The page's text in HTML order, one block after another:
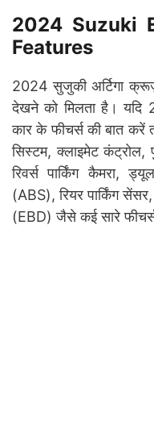
2024 Suzuki
Features
2024 सुजुकी अर्टिगा
देखने को मिलता है। यदि
कार के फीचर्स की बात करें
सिस्टम, क्लाइमेट
रिवर्स पार्किंग कैमरा,
(ABS), रियर पार्किंग
(EBD) जैसे कई सारे